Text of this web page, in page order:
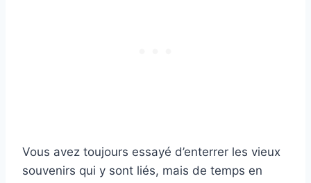
Vous avez toujours essayé d’enterrer les vieux
souvenirs qui y sont liés, mais de temps en